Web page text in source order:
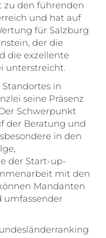
zu den führenden
und hat auf
für Salzburg
der die
die exzellente
unterstreicht.
Standortes in
seine Präsenz
Schwerpunkt
der Beratung und
in den
der Start-up-
mit den
Mandanten
umfassender